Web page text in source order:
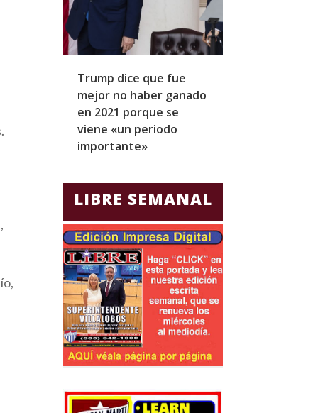
Trump dice que fue
mejor no haber ganado
en 2021 porque se
viene «un periodo
importante»
LIBRE SEMANAL